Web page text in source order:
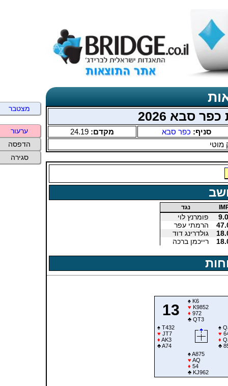
סבא 2026
סניף: כפר סבא מקדם: 24.19
מוטי
נגד
פומרנץ לוי
הרמתי עפר
גולדרינג דוד
רייכמן ברכה
13
♠K6
♥ K9852
♦ 972
♣QT3
♠T432
♥ JT7
♦ AK3
♣A74
♠
♥
♦
♣
♠A875
♥ AQ
♦ 54
♣KJ962
מצטבר
ערעור
הדפסה
סגירה